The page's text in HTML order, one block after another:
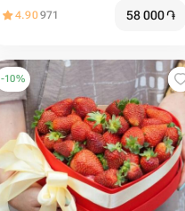
4.90971 58 000֏
-10%